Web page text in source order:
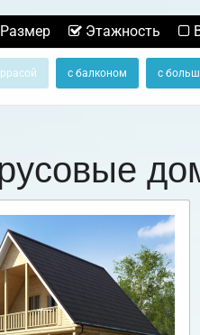
Размер Этажность
с балконом с